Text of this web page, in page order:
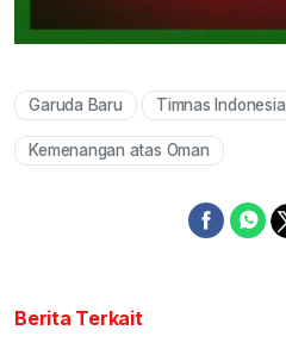
Garuda Baru Timnas Indonesia
Kemenangan atas Oman
Berita Terkait